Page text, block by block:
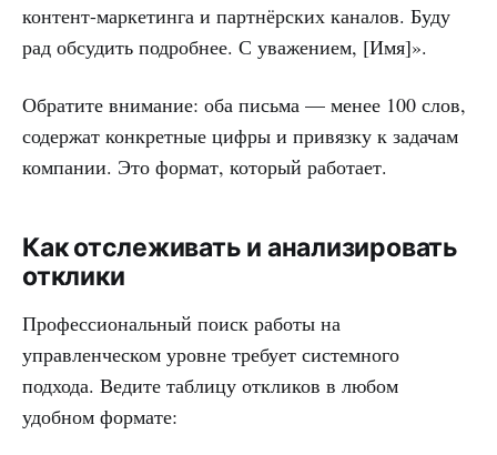
контент-маркетинга и партнёрских каналов. Буду
рад обсудить подробнее. С уважением, [Имя]».
Обратите внимание: оба письма — менее 100 слов,
содержат конкретные цифры и привязку к задачам
компании. Это формат, который работает.
Как отслеживать и анализировать
отклики
Профессиональный поиск работы на
управленческом уровне требует системного
подхода. Ведите таблицу откликов в любом
удобном формате: